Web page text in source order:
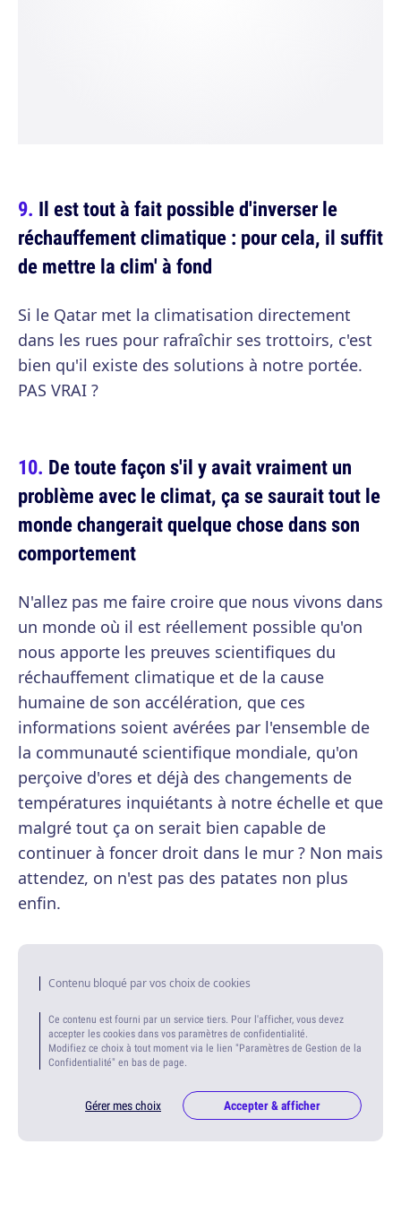
Il est tout à fait possible d'inverser le
réchauffement climatique : pour cela, il suffit
de mettre la clim' à fond
Si le Qatar met la climatisation directement
dans les rues pour rafraîchir ses trottoirs, c'est
bien qu'il existe des solutions à notre portée.
PAS VRAI ?
De toute façon s'il y avait vraiment un
problème avec le climat, ça se saurait tout le
monde changerait quelque chose dans son
comportement
N'allez pas me faire croire que nous vivons dans
un monde où il est réellement possible qu'on
nous apporte les preuves scientifiques du
réchauffement climatique et de la cause
humaine de son accélération, que ces
informations soient avérées par l'ensemble de
la communauté scientifique mondiale, qu'on
perçoive d'ores et déjà des changements de
températures inquiétants à notre échelle et que
malgré tout ça on serait bien capable de
continuer à foncer droit dans le mur ? Non mais
attendez, on n'est pas des patates non plus
enfin.
Contenu bloqué par vos choix de cookies
Ce contenu est fourni par un service tiers. Pour l'afficher, vous devez
accepter les cookies dans vos paramètres de confidentialité.
Modifiez ce choix à tout moment via le lien "Paramètres de Gestion de la
Confidentialité" en bas de page.
Gérer mes choix Accepter & afficher